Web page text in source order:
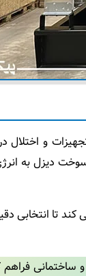
و اختلال
سوخت دیزل به
تا انتخابی
ساختمانی